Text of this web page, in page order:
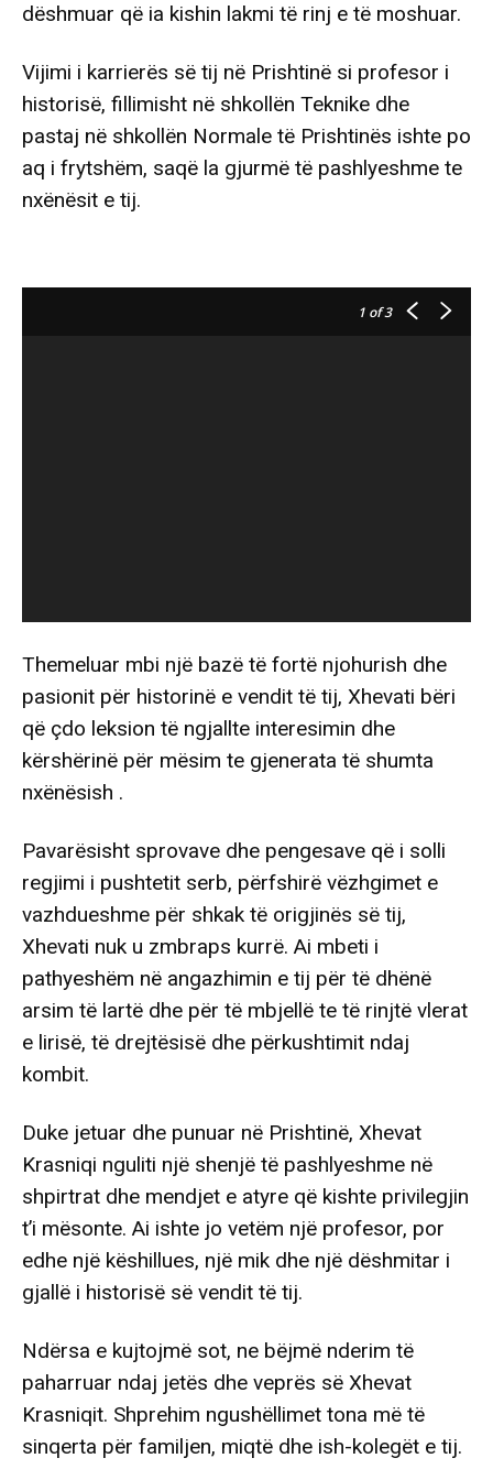
dëshmuar që ia kishin lakmi të rinj e të moshuar.
Vijimi i karrierës së tij në Prishtinë si profesor i
historisë, fillimisht në shkollën Teknike dhe
pastaj në shkollën Normale të Prishtinës ishte po
aq i frytshëm, saqë la gjurmë të pashlyeshme te
nxënësit e tij.
1 of 3
Themeluar mbi një bazë të fortë njohurish dhe
pasionit për historinë e vendit të tij, Xhevati bëri
që çdo leksion të ngjallte interesimin dhe
kërshërinë për mësim te gjenerata të shumta
nxënësish .
Pavarësisht sprovave dhe pengesave që i solli
regjimi i pushtetit serb, përfshirë vëzhgimet e
vazhdueshme për shkak të origjinës së tij,
Xhevati nuk u zmbraps kurrë. Ai mbeti i
pathyeshëm në angazhimin e tij për të dhënë
arsim të lartë dhe për të mbjellë te të rinjtë vlerat
e lirisë, të drejtësisë dhe përkushtimit ndaj
kombit.
Duke jetuar dhe punuar në Prishtinë, Xhevat
Krasniqi nguliti një shenjë të pashlyeshme në
shpirtrat dhe mendjet e atyre që kishte privilegjin
t’i mësonte. Ai ishte jo vetëm një profesor, por
edhe një këshillues, një mik dhe një dëshmitar i
gjallë i historisë së vendit të tij.
Ndërsa e kujtojmë sot, ne bëjmë nderim të
paharruar ndaj jetës dhe veprës së Xhevat
Krasniqit. Shprehim ngushëllimet tona më të
sinqerta për familjen, miqtë dhe ish-kolegët e tij.